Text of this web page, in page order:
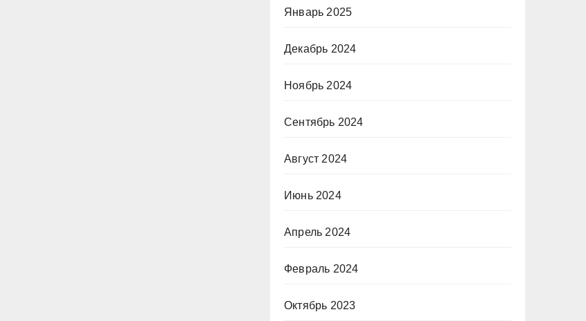
Январь 2025
Декабрь 2024
Ноябрь 2024
Сентябрь 2024
Август 2024
Июнь 2024
Апрель 2024
Февраль 2024
Октябрь 2023